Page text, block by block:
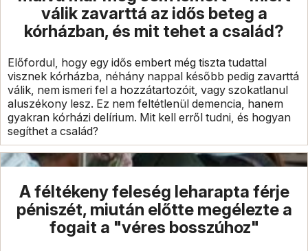
válik zavarttá az idős beteg a
kórházban, és mit tehet a család?
Előfordul, hogy egy idős embert még tiszta tudattal
visznek kórházba, néhány nappal később pedig zavarttá
válik, nem ismeri fel a hozzátartozóit, vagy szokatlanul
aluszékony lesz. Ez nem feltétlenül demencia, hanem
gyakran kórházi delírium. Mit kell erről tudni, és hogyan
segíthet a család?
A féltékeny feleség leharapta férje
péniszét, miután előtte megélezte a
fogait a "véres bosszúhoz"